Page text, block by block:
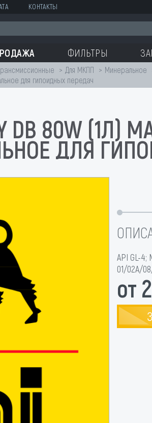
КОНТАКТЫ
ФИЛЬТРЫ
Для МКПП
Минеральное
для гипоидных передач
DB 80W
ДЛЯ
API GL-4;
01/02A/
от